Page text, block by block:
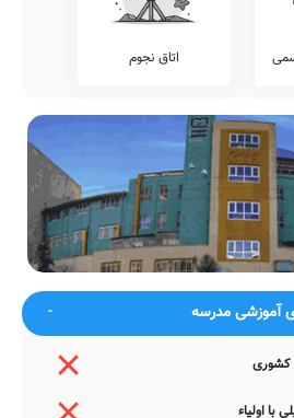
که چه زنار ز زیرش به دغا بگشایند
ما
هر چه کردیم به چشم کرمش زیبا
مندرج در این صفحه توسط موتورهای
آنلاین گردآوری شده است. به همین جهت
دچار خطا بوده و یا نیازمند بروزرسانی
این مدرسه هستید و یا اطلاعات دقیقتری در
ما را جهت اصلاح و تکمیل این
مدرسانه ، مشتاقانه پذیرای دیدگاه ها و نقطه
باشد.
اتاق نجوم
آموزشی مدرسه
کشوری
با اولیاء